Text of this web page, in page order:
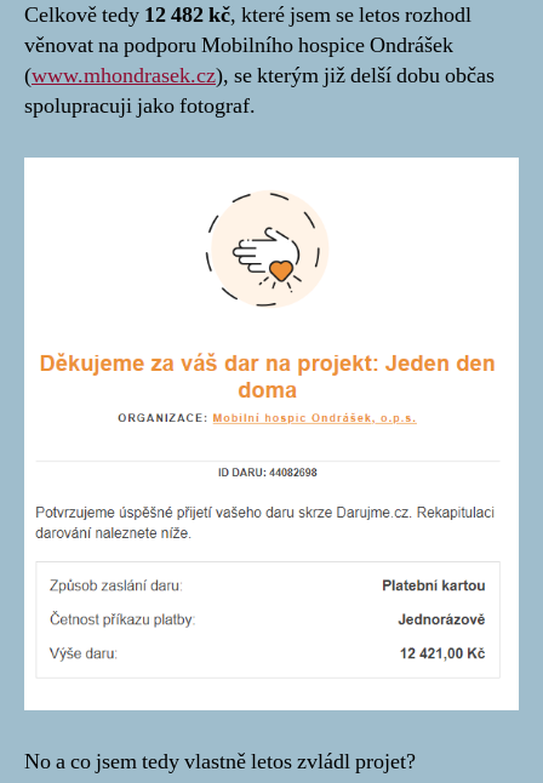
Celkově tedy 12 482 kč, které jsem se letos rozhodl
věnovat na podporu Mobilního hospice Ondrášek
(www.mhondrasek.cz), se kterým již delší dobu občas
spolupracuji jako fotograf.
No a co jsem tedy vlastně letos zvládl projet?